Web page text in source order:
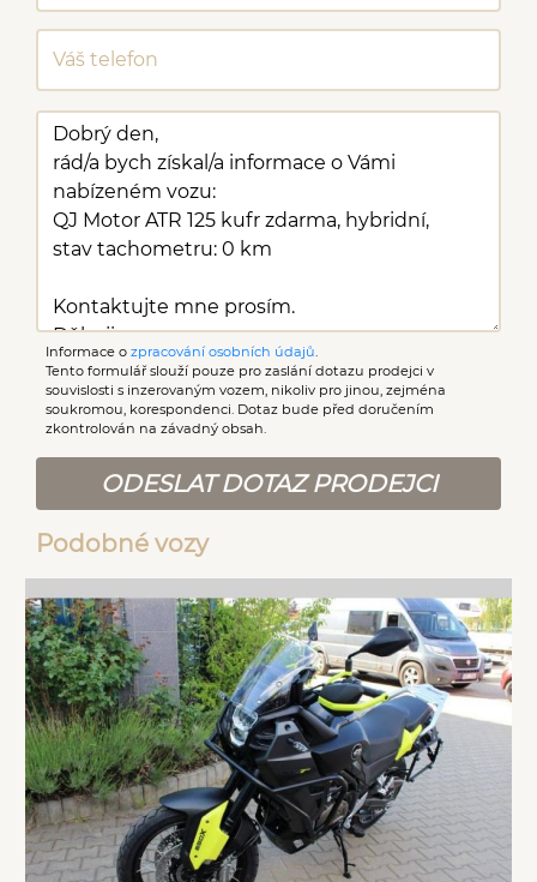
Informace o zpracování osobních údajů
Tento formulář slouží pouze pro zaslání dotazu prodejci v
souvislosti s inzerovaným vozem, nikoliv pro jinou, zejména
soukromou, korespondenci. Dotaz bude před doručením
zkontrolován na závadný obsah.
ODESLAT DOTAZ PRODEJCI
Podobné vozy